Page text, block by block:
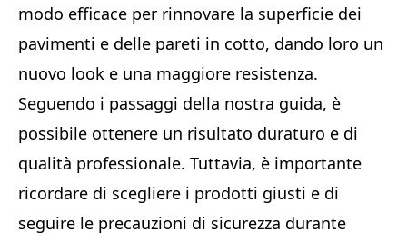
modo efficace per rinnovare la superficie dei
pavimenti e delle pareti in cotto, dando loro un
nuovo look e una maggiore resistenza.
Seguendo i passaggi della nostra guida, è
possibile ottenere un risultato duraturo e di
qualità professionale. Tuttavia, è importante
ricordare di scegliere i prodotti giusti e di
seguire le precauzioni di sicurezza durante